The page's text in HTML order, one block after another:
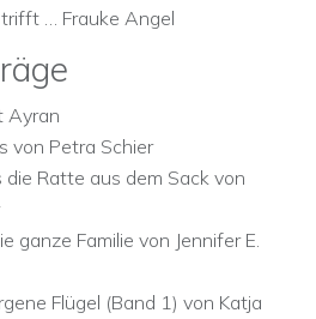
… Frauke Angel
Ayran
von Petra Schier
die Ratte aus dem Sack von
ganze Familie von Jennifer E.
Flügel (Band 1) von Katja